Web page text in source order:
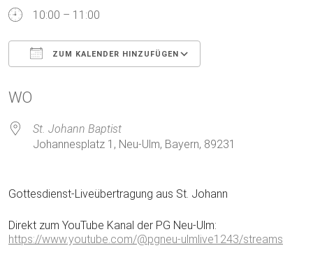
10:00 – 11:00
ZUM KALENDER HINZUFÜGEN
WO
St. Johann Baptist
Johannesplatz 1, Neu-Ulm, Bayern, 89231
Gottesdienst-Liveübertragung aus St. Johann
Direkt zum YouTube Kanal der PG Neu-Ulm:
https://www.youtube.com/@pgneu-ulmlive1243/streams